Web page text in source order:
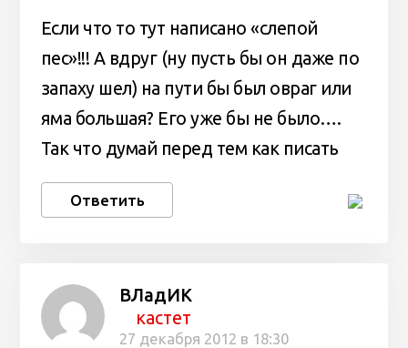
Если что то тут написано «слепой
пес»!!! А вдруг (ну пусть бы он даже по
запаху шел) на пути бы был овраг или
яма большая? Его уже бы не было….
Так что думай перед тем как писать
Ответить
ВЛадИК
кастет
27 декабря 2012 в 18:30